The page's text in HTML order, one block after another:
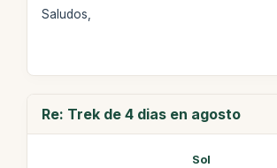
Saludos,
Re: Trek de 4 dias en agosto
Sol